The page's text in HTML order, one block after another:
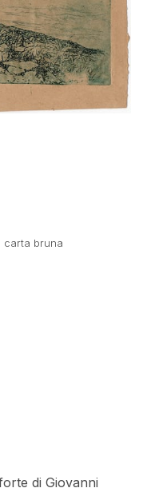
carta bruna
di Giovanni